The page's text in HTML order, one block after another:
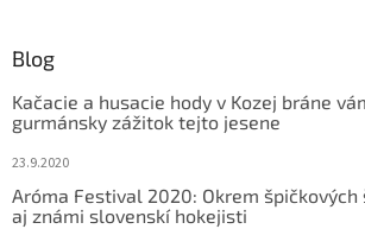
Blog
Kačacie a husacie hody v Kozej bráne
gurmánsky zážitok tejto jesene
23.9.2020
Aróma Festival 2020: Okrem
aj známi slovenskí hokejisti